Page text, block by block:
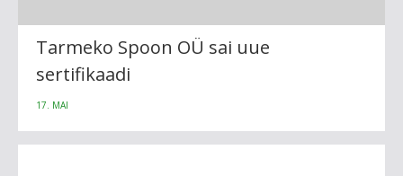
Tarmeko Spoon OÜ sai uue
sertifikaadi
17. MAI